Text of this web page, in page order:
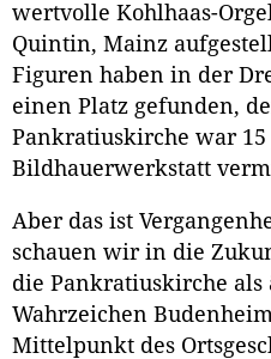
wertvolle Kohlhaas-
Quintin, Mainz
Figuren haben in der
einen Platz gefunden,
Pankratiuskirche war 15
Bildhauerwerkstatt
Aber das ist
schauen wir in die
die Pankratiuskirche als
Wahrzeichen
Mittelpunkt des